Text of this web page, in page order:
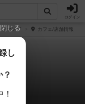
ログイン
ファング カフェ/店舗情報
中
閉じる
し